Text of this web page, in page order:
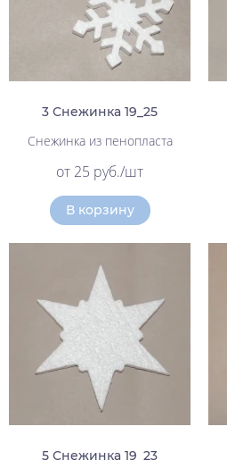
3 Снежинка 19_25
Снежинка из пенопласта
от 25 руб./шт
В корзину
5 Снежинка 19_23